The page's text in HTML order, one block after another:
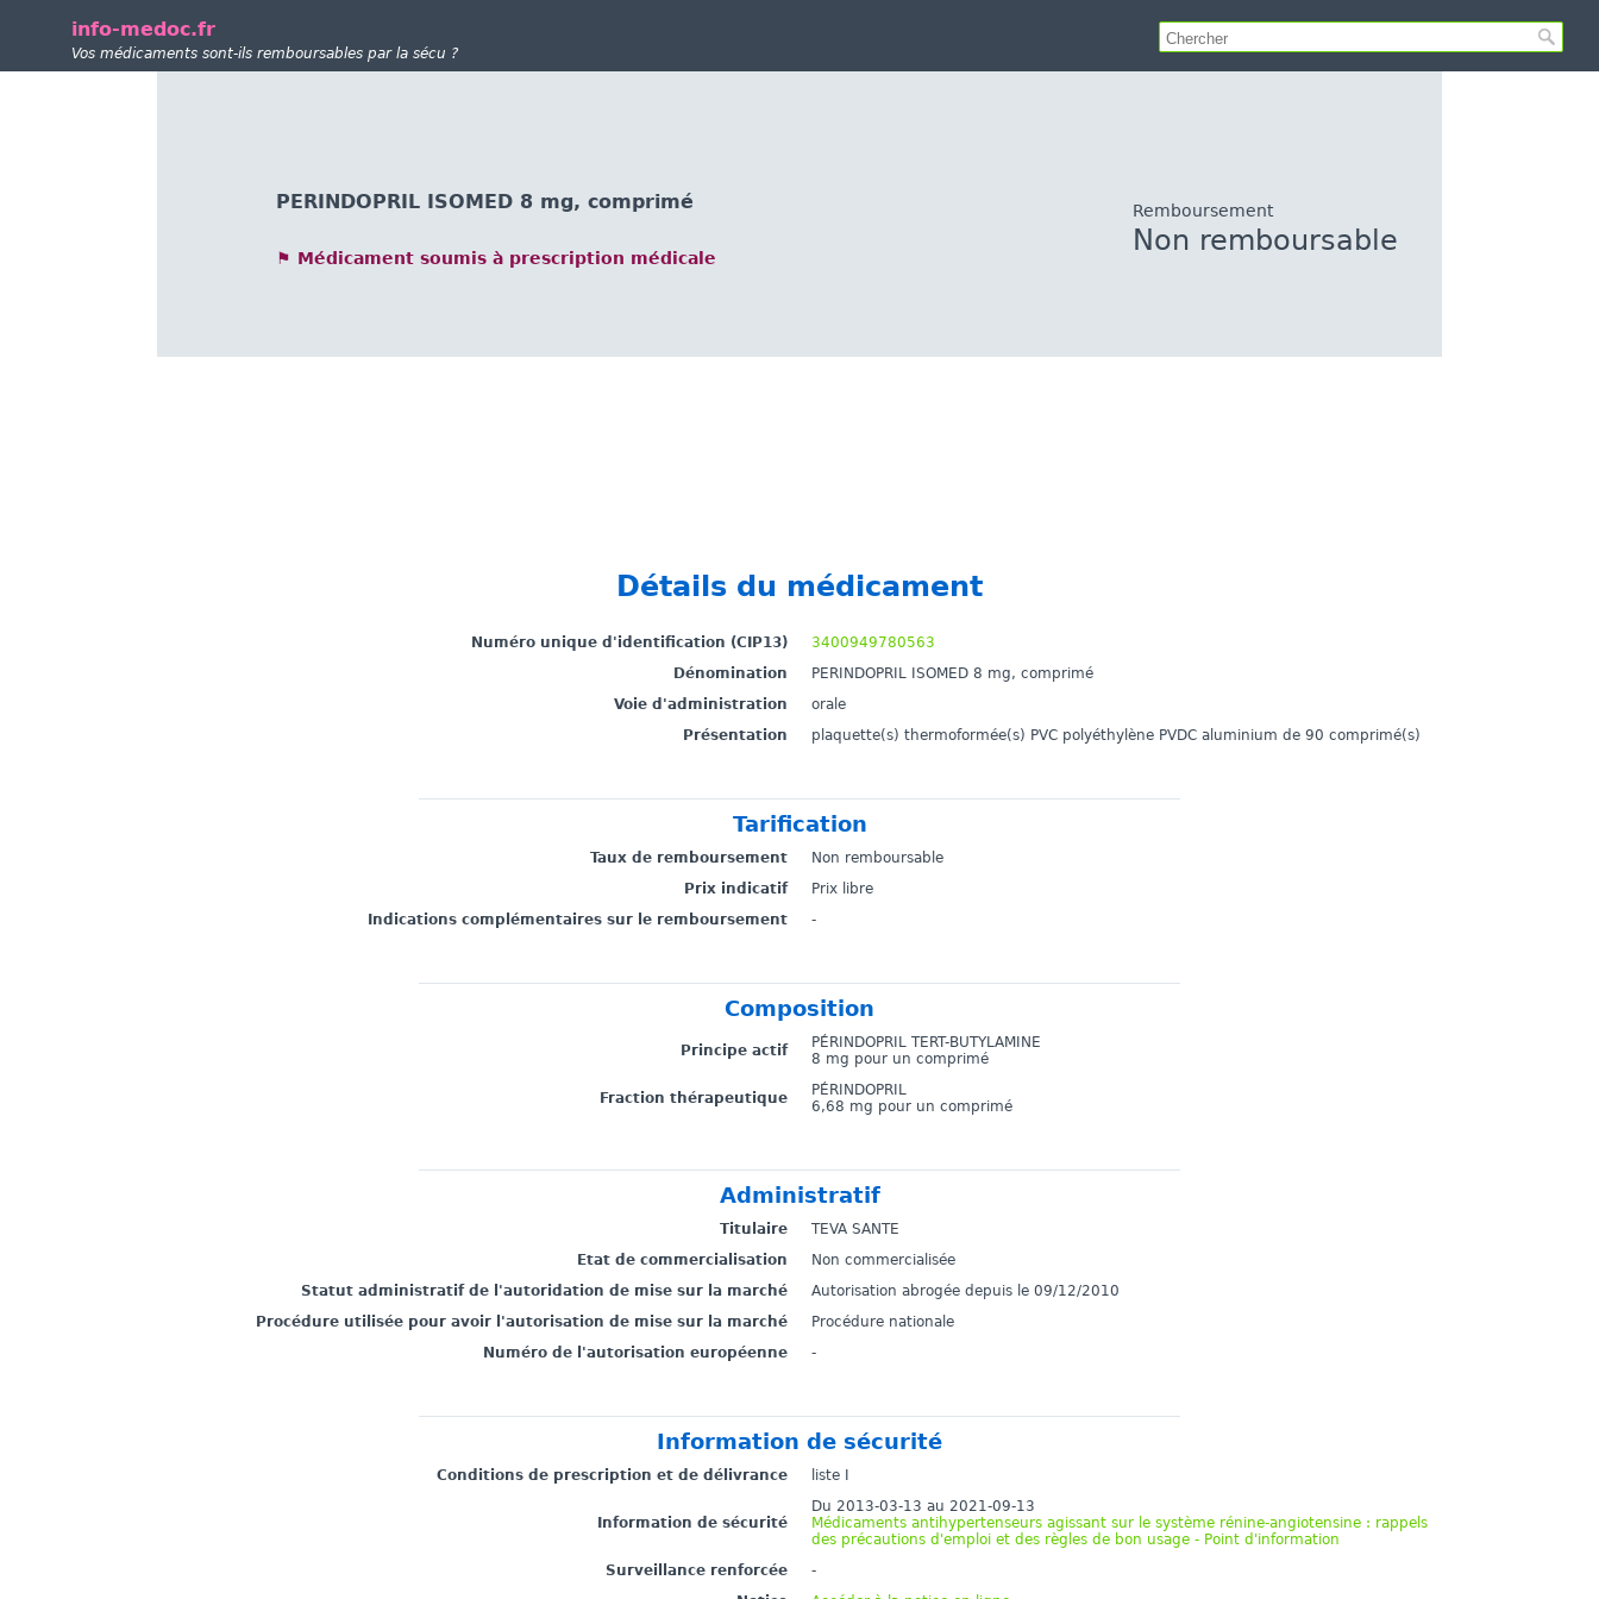
info-medoc.fr
Vos médicaments sont-ils remboursables par la sécu ?
PERINDOPRIL ISOMED 8 mg, comprimé
⚑ Médicament soumis à prescription médicale
Remboursement
Non remboursable
Détails du médicament
Numéro unique d'identification (CIP13)
3400949780563
Dénomination
PERINDOPRIL ISOMED 8 mg, comprimé
Voie d'administration
orale
Présentation
plaquette(s) thermoformée(s) PVC polyéthylène PVDC aluminium de 90 comprimé(s)
Tarification
Taux de remboursement
Non remboursable
Prix indicatif
Prix libre
Indications complémentaires sur le remboursement
-
Composition
Principe actif
PÉRINDOPRIL TERT-BUTYLAMINE
8 mg pour un comprimé
Fraction thérapeutique
PÉRINDOPRIL
6,68 mg pour un comprimé
Administratif
Titulaire
TEVA SANTE
Etat de commercialisation
Non commercialisée
Statut administratif de l'autoridation de mise sur la marché
Autorisation abrogée depuis le 09/12/2010
Procédure utilisée pour avoir l'autorisation de mise sur la marché
Procédure nationale
Numéro de l'autorisation européenne
-
Information de sécurité
Conditions de prescription et de délivrance liste I
Information de sécurité
Du 2013-03-13 au 2021-09-13
Médicaments antihypertenseurs agissant sur le système rénine-angiotensine : rappels
des précautions d'emploi et des règles de bon usage - Point d'information
Surveillance renforcée
-